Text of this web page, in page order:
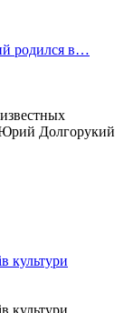
родился в…
Юрий Долгорукий
культури
культури